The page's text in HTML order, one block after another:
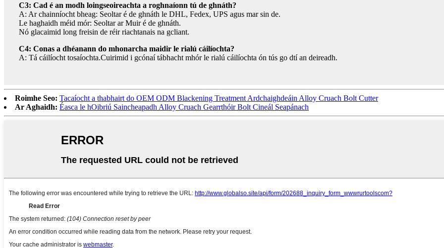
C3: Cad é an modh loingseoireachta a roghnaíonn tú de ghnáth?
A: Ar chainníocht bheag: Seoltar é de ghnáth le DHL, Fedex, UPS agus mar sin de.
Le haghaidh méid mór: Seoltar ar Muir é de ghnáth.
Nó glacaimid long freisin de réir riachtanais na gcliant.
C4: Conas a dhéanann do mhonarcha maidir le rialú cáilíochta?
A: Tá cáilíocht tosaíochta.Cuirimid i gcónaí tábhacht mhór le rialú cáilíochta ón tús go dtí an deireadh.
Roimhe Seo: Tacaíocht a thabhairt do OEM ODM Blackening Treatment Ardchaighdeáin Alloy Cruach Bolt Cutter
Ar Aghaidh: Éasca le hOibriú Saincheapadh Alloy Cruach Gearrthóir Bolt Cineál Seapánach